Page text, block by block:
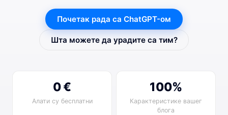
Почетак рада са ChatGPT-ом
Шта можете да урадите са тим?
0 €
Алати су бесплатни
100%
Карактеристике вашег
блога